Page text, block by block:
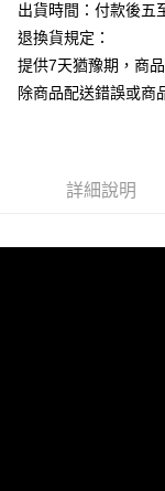
每筆NT$130，滿
出貨時間：付款後五
退換貨規定：
提供7天猶豫期，商
除商品配送錯誤或商
詳細說明